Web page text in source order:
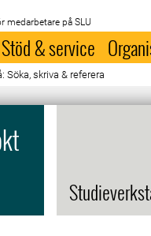
medarbetare på SLU
Stöd & service
Söka, skriva & referera